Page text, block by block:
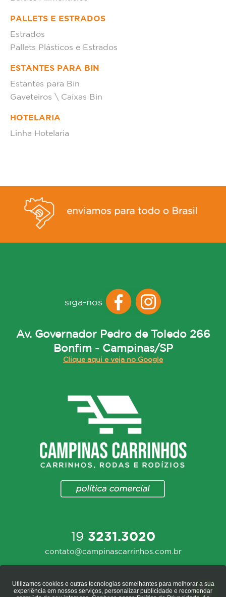
PALLETS E ESTRADOS
Estrados
Pallets Plásticos e Estrados
ESTANTES PARA BIN
Estantes para Bin
Gaveteiros \ Caixas Bin
HOTELARIA
Linha Hotelaria
siga-nos
Av. Governador Pedro de Toledo 266
Bonfim - Campinas/SP
Clique aqui e veja no Google
19 3231.3020
contato@campinascarrinhos.com.br
Utilizamos cookies e outras tecnologias semelhantes para melhorar a sua
experiência em nossos serviços, personalizar publicidade e recomendar